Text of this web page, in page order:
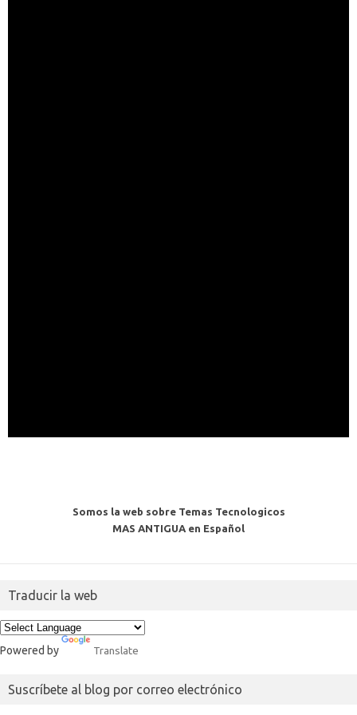
Somos la web sobre Temas Tecnologicos
MAS ANTIGUA en Español
Traducir la web
Powered by Translate
Suscríbete al blog por correo electrónico